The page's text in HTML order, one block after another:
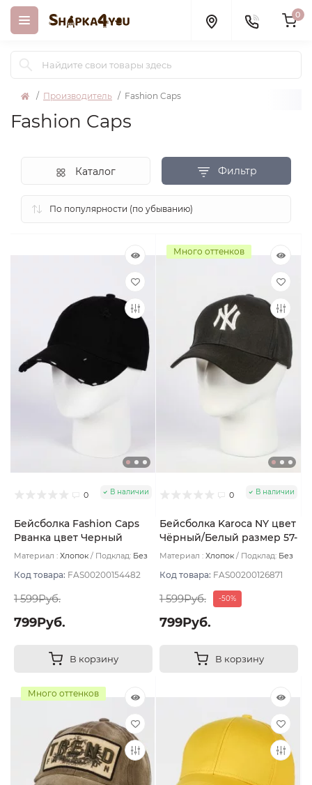
0
Производитель Fashion Caps
Fashion Caps
Фильтр
Каталог
0 В наличии
Бейсболка Fashion Caps
Рванка цвет Черный
размер 56-58
Материал : Хлопок Подклад: Без
Код товара: FAS00200154482
1 599Руб.
799Руб.
В корзину
Много оттенков
0 В наличии
Бейсболка Karoca NY цвет
Чёрный/Белый размер 57-
59
Материал : Хлопок Подклад: Без
Код товара: FAS00200126871
1 599Руб. -50%
799Руб.
В корзину
Много оттенков